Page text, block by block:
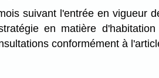
suivant l'entrée en vigueur
en matière
conformément à